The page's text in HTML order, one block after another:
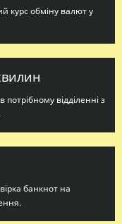
курс обміну валют у
відділенні з
банкнот на